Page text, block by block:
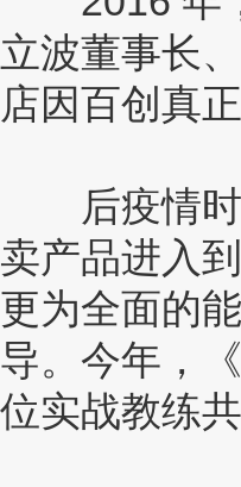
立波董事长
店因百创真
后疫情时
卖产品进入
更为全面的
导。今年，
位实战教练